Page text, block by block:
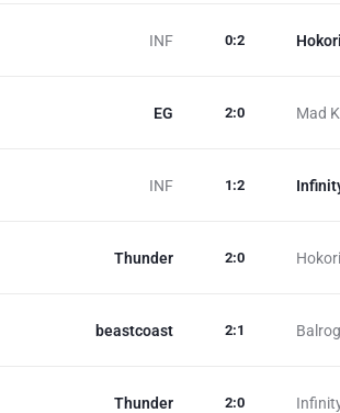
INF Hokori
0:2
EG Mad
2:0
INF 1 :2
Thunder Hokori
2:0
beastcoast 2:1
Thunder 2:0